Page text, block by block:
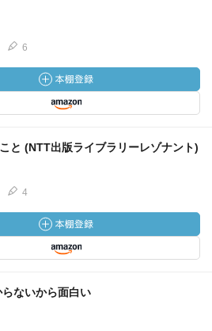
6
と (NTT出版ライブラリーレゾナント)
4
ないから面白い